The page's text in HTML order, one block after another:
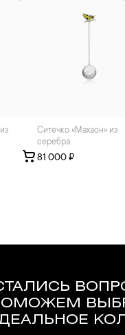
Ситечко «Махаон» из
серебра
81 000 ₽